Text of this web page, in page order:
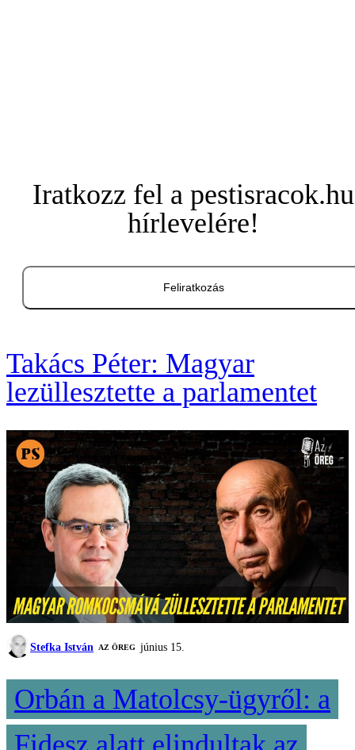
Iratkozz fel a pestisracok.hu
hírlevelére!
Feliratkozás
Takács Péter: Magyar
lezüllesztette a parlamentet
Stefka István AZ ÖREG június 15.
Orbán a Matolcsy-ügyről: a